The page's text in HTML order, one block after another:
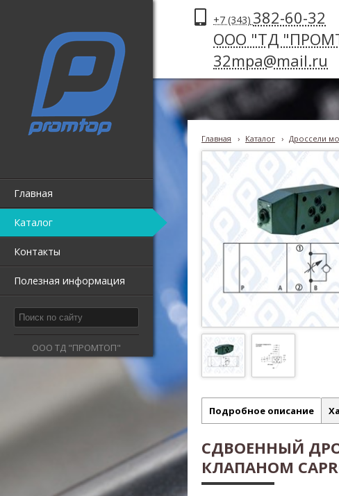
Главная
Каталог
Контакты
Полезная информация
ООО ТД "ПРОМТОП"
+7 (343) 382-60-32
ООО "ТД
32mpa@mail.ru
Главная › Каталог › Дроссели
Подробное описание
СДВОЕННЫЙ
КЛАПАНОМ